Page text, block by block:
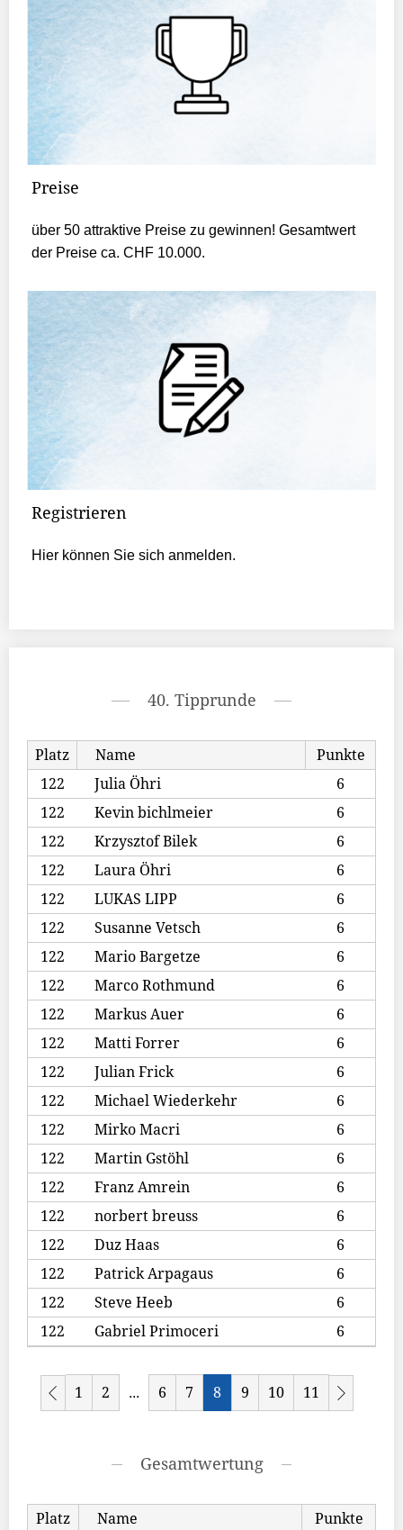
Preise
über 50 attraktive Preise zu gewinnen! Gesamtwert
der Preise ca. CHF 10.000.
Registrieren
Hier können Sie sich anmelden.
40. Tipprunde
Platz Name
Punkte
122
Julia Öhri
6
122
Kevin bichlmeier
6
122
Krzysztof Bilek
6
122
Laura Öhri
6
122
LUKAS LIPP
6
122
Susanne Vetsch
6
122
Mario Bargetze
6
122
Marco Rothmund
6
122
Markus Auer
6
122
Matti Forrer
6
122
Julian Frick
6
122
Michael Wiederkehr
6
122
Mirko Macri
6
122
Martin Gstöhl
6
122
Franz Amrein
6
122
norbert breuss
6
122
Duz Haas
6
122
Patrick Arpagaus
6
122
Steve Heeb
6
122
Gabriel Primoceri 6
1 2 ... 6 7 8 9 10 11
Gesamtwertung
Platz Name
Punkte